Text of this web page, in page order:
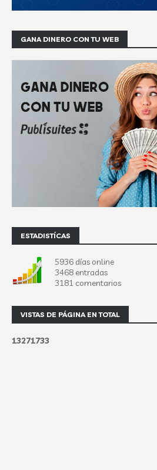
GANA DINERO CON TU WEB
ESTADISTÍCAS
5936 días online
3468 entradas
3181 comentarios
VISTAS DE PÁGINA EN TOTAL
13271733